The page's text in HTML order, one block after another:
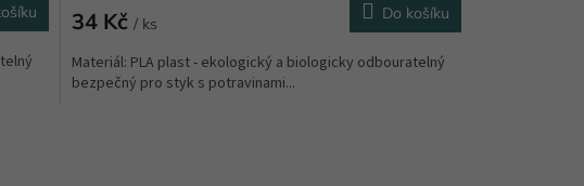
34 Kč / ks
Do košíku
Materiál: PLA plast - ekologický a biologicky odbouratelný
bezpečný pro styk s potravinami...